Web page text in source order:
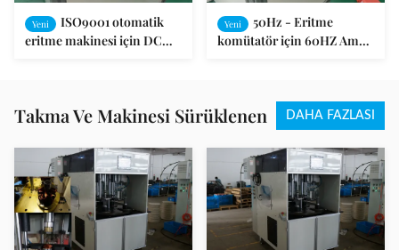
Yeni
ISO9001 otomatik
eritme makinesi için DC
Yeni
50Hz - Eritme
komütatör için 60HZ Amp
Takma Ve Makinesi Sürüklenen DAHA FAZLASI